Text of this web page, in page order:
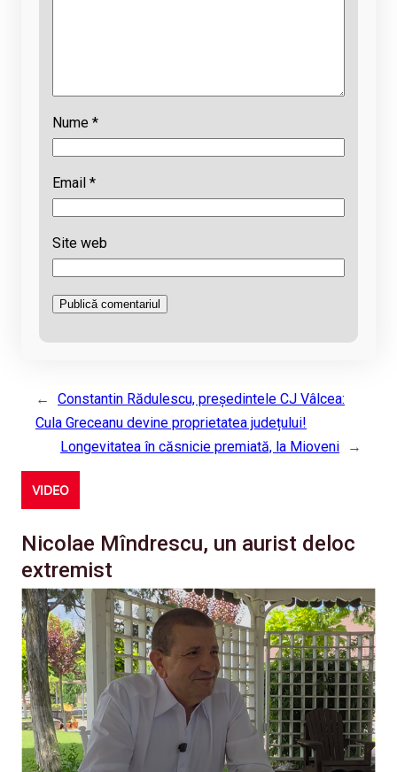
Nume *
Email *
Site web
←
Constantin Rădulescu, președintele CJ Vâlcea:
Cula Greceanu devine proprietatea județului!
Longevitatea în căsnicie premiată, la Mioveni
→
VIDEO
Nicolae Mîndrescu, un aurist deloc
extremist